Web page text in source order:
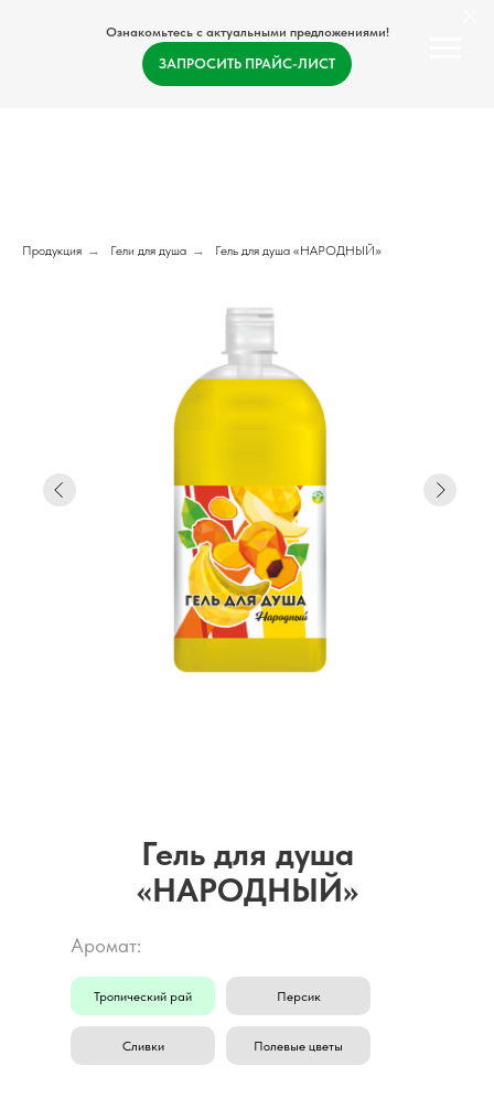
Ознакомьтесь с актуальными предложениями!
ЗАПРОСИТЬ ПРАЙС-ЛИСТ
Продукция → Гели для душа → Гель для душа «НАРОДНЫЙ»
Аромат:
Гель для душа
«НАРОДНЫЙ»
Полевые цветы
Сливки
Персик
Тропический рай